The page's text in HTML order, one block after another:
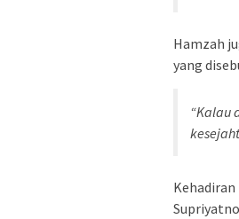
Hamzah
yang
“Kalau